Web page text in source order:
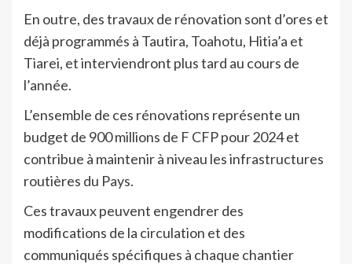
En outre, des travaux de rénovation sont d’ores et
déjà programmés à Tautira, Toahotu, Hitia’a et
Tiarei, et interviendront plus tard au cours de
l’année.
L’ensemble de ces rénovations représente un
budget de 900 millions de F CFP pour 2024 et
contribue à maintenir à niveau les infrastructures
routières du Pays.
Ces travaux peuvent engendrer des
modifications de la circulation et des
communiqués spécifiques à chaque chantier